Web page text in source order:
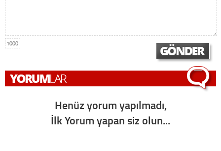
1000
Henüz yorum yapılmadı,
İlk Yorum yapan siz olun...